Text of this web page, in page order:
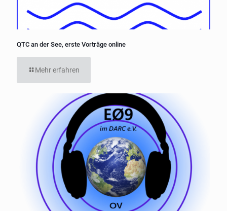
QTC an der See, erste Vorträge online
Mehr erfahren